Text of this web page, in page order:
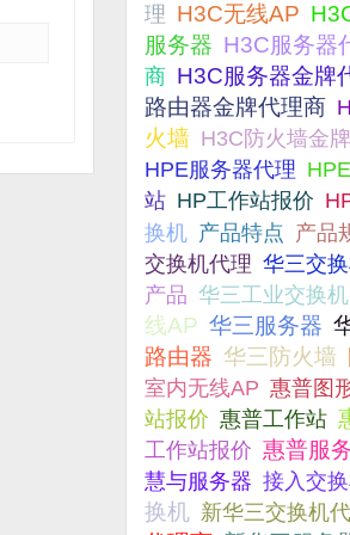
理 H3C无线AP
服务器 H3C服务器
商 H3C服务器金牌
路由器金牌代理商
火墙 H3C防火墙金
HPE服务器代理
站 HP工作站报价
换机 产品特点 产品
交换机代理 华三交
产品 华三工业交换机
线AP 华三服务器
路由器 华三防火墙
室内无线AP 惠普图
站报价 惠普工作站
工作站报价 惠普服
慧与服务器 接入交
换机 新华三交换机